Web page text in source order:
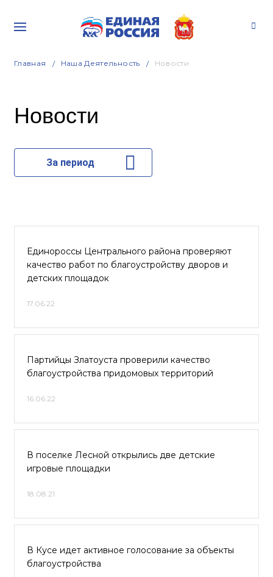
Главная Наша Деятельность Новости
Новости
За период
Единороссы Центрального района проверяют
качество работ по благоустройству дворов и
детских площадок
17.06.22
Партийцы Златоуста проверили качество
благоустройства придомовых территорий
16.06.22
В поселке Лесной открылись две детские
игровые площадки
18.08.21
В Кусе идет активное голосование за объекты
благоустройства